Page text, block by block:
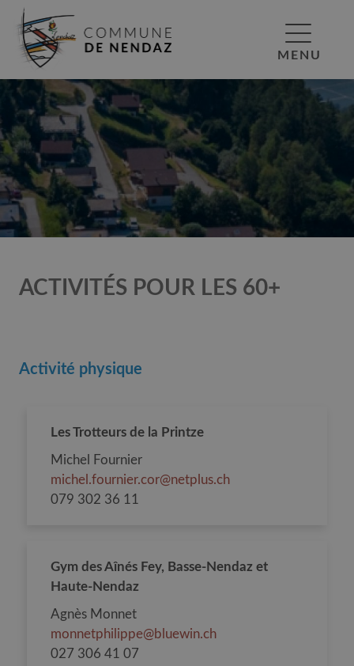
MENU
ACTIVITÉS POUR LES 60+
Activité physique
Les Trotteurs de la Printze
Michel Fournier
michel.fournier.cor@netplus.ch
079 302 36 11
Gym des Aînés Fey, Basse-Nendaz et
Haute-Nendaz
Agnès Monnet
monnetphilippe@bluewin.ch
027 306 41 07